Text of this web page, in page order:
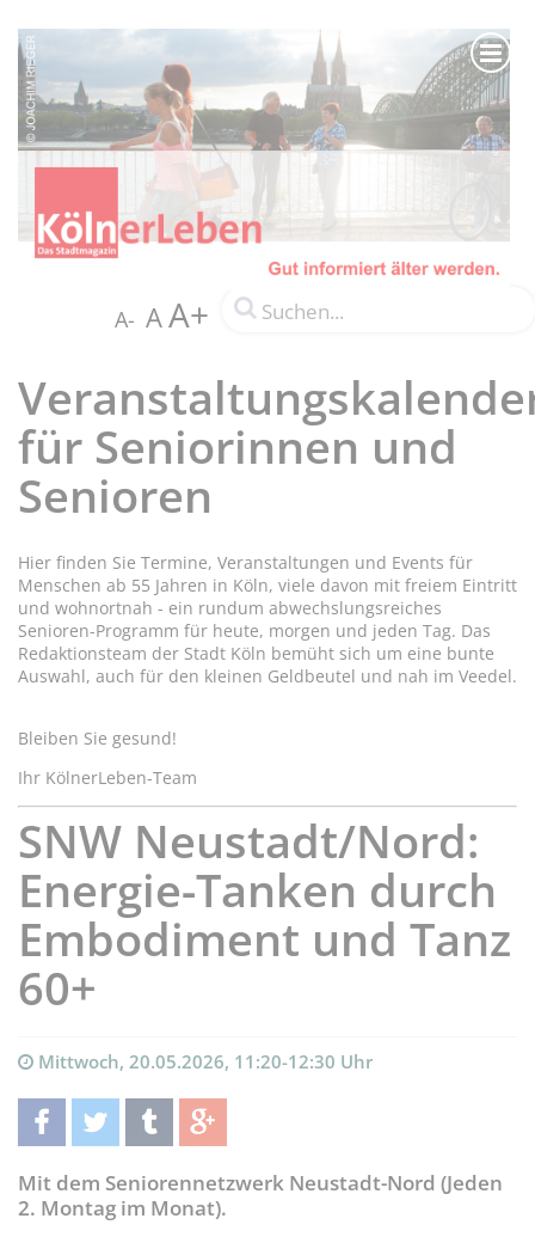
A- AA+
für Seniorinnen und
Senioren
Hier finden Sie Termine, Veranstaltungen und Events für
Menschen ab 55 Jahren in Köln, viele davon mit freiem Eintritt
und wohnortnah - ein rundum abwechslungsreiches
Senioren-Programm für heute, morgen und jeden Tag. Das
Redaktionsteam der Stadt Köln bemüht sich um eine bunte
Auswahl, auch für den kleinen Geldbeutel und nah im Veedel.
Bleiben Sie gesund!
Ihr KölnerLeben-Team
SNW Neustadt/Nord:
Energie-Tanken durch
Embodiment und Tanz
60+
Mittwoch, 20.05.2026, 11:20-12:30 Uhr
teilentwittern teilen
Mit dem Seniorennetzwerk Neustadt-Nord (Jeden
2. Montag im Monat).